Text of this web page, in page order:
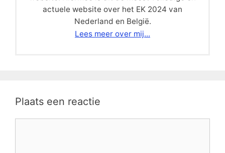
actuele website over het EK 2024 van
Nederland en België.
Lees meer over mij...
Plaats een reactie